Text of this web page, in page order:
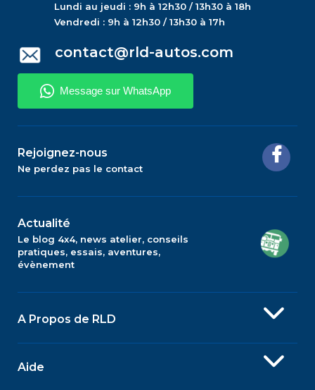
Lundi au jeudi : 9h à 12h30 / 13h30 à 18h
Vendredi : 9h à 12h30 / 13h30 à 17h
contact@rld-autos.com
Rejoignez-nous
Ne perdez pas le contact
Actualité
Le blog 4x4, news atelier, conseils
pratiques, essais, aventures,
évènement
A Propos de RLD
Aide